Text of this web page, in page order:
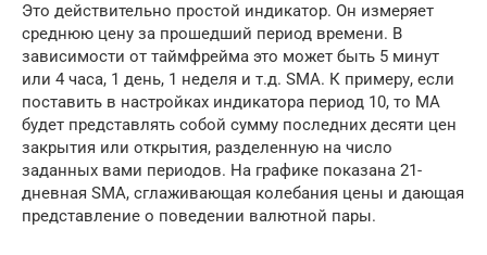
Это действительно простой индикатор. Он измеряет
среднюю цену за прошедший период времени. В
зависимости от таймфрейма это может быть 5 минут
или 4 часа, 1 день, 1 неделя и т.д. SMA. К примеру, если
поставить в настройках индикатора период 10, то МА
будет представлять собой сумму последних десяти цен
закрытия или открытия, разделенную на число
заданных вами периодов. На графике показана 21-
дневная SMA, сглаживающая колебания цены и дающая
представление о поведении валютной пары.